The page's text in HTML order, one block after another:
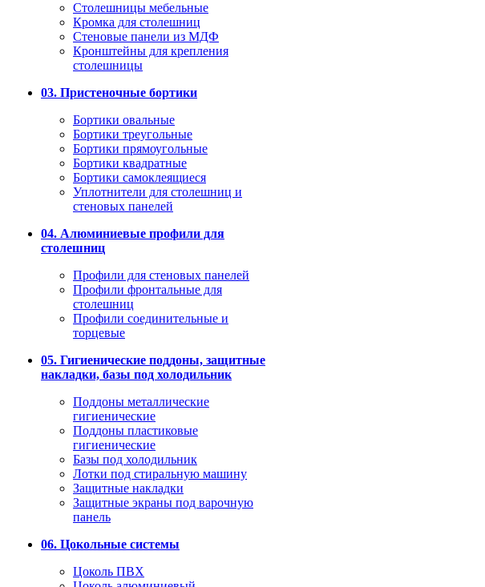
Столешницы мебельные
Кромка для столешниц
Стеновые панели из МДФ
Кронштейны для крепления
столешницы
03. Пристеночные бортики
Бортики овальные
Бортики треугольные
Бортики прямоугольные
Бортики квадратные
Бортики самоклеящиеся
Уплотнители для столешниц и
стеновых панелей
04. Алюминиевые профили для
столешниц
Профили для стеновых панелей
Профили фронтальные для
столешниц
Профили соединительные и
торцевые
05. Гигиенические поддоны, защитные
накладки, базы под холодильник
Поддоны металлические
гигиенические
Поддоны пластиковые
гигиенические
Базы под холодильник
Лотки под стиральную машину
Защитные накладки
Защитные экраны под варочную
панель
06. Цокольные системы
Цоколь ПВХ